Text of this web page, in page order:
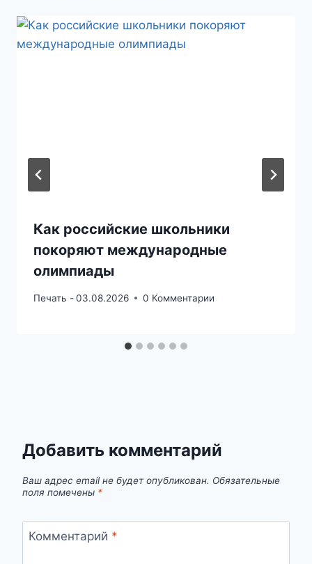
Как российские школьники
покоряют международные
олимпиады
Печать -03.08.2026 0 Комментарии
Добавить комментарий
Ваш адрес email не будет опубликован. Обязательные
поля помечены *
Комментарий *